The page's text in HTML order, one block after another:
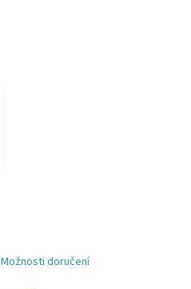
Možnosti doručení